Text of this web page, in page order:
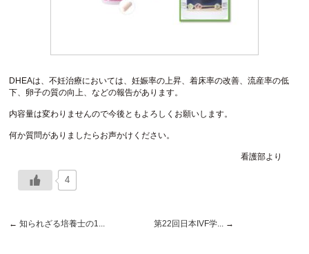
DHEAは、不妊治療においては、妊娠率の上昇、着床率の改善、流産率の低
下、卵子の質の向上、などの報告があります。
内容量は変わりませんので今後ともよろしくお願いします。
何か質問がありましたらお声かけください。
看護部より
4
← 知られざる培養士の1... 第22回日本IVF学... →